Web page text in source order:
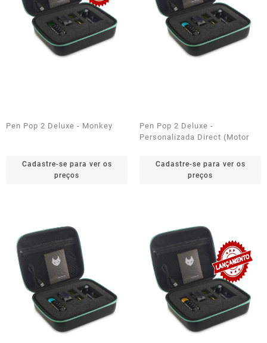
Pen Pop 2 Deluxe - Monkey
Cadastre-se para ver os
preços
Pen Pop 2 Deluxe -
Personalizada Direct (Motor
Cadastre-se para ver os
preços